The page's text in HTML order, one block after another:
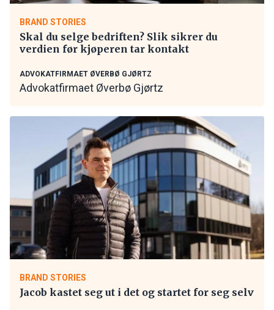
BRAND STORIES
Skal du selge bedriften? Slik sikrer du
verdien før kjøperen tar kontakt
ADVOKATFIRMAET ØVERBØ GJØRTZ
Advokatfirmaet Øverbø Gjørtz
BRAND STORIES
Jacob kastet seg ut i det og startet for seg selv